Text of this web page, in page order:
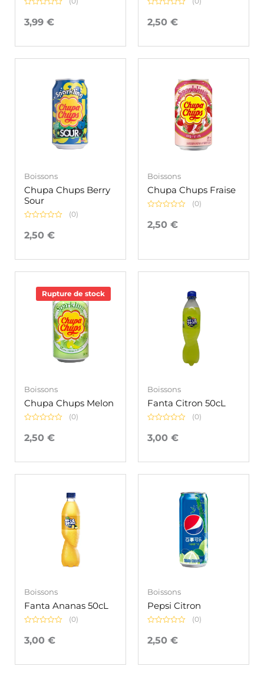
0
sur
3,99 €
0
sur
2,50 €
Boissons
Chupa Chups Berry
Sour
0
sur
(0)
2,50 €
Boissons
Chupa Chups Fraise
0
sur
(0)
2,50 €
Rupture de stock
Boissons
Chupa Chups Melon
0
sur
(0)
2,50 €
Boissons
Fanta Citron 50cL
0
sur
(0)
3,00 €
Boissons
Fanta Ananas 50cL
0
sur
(0)
3,00 €
Boissons
Pepsi Citron
0
sur
(0)
2,50 €